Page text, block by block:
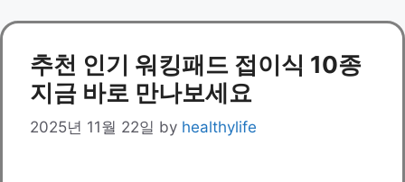
추천 인기 워킹패드 접이식 10종
지금 바로 만나보세요
2025년 11월 22일 by healthylife